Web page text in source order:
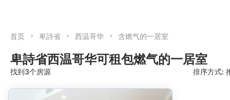
首页 卑詩省 西温哥华 含燃气的一居室
卑詩省西温哥华可租包燃气的一居室
找到3个房源 排序方式: